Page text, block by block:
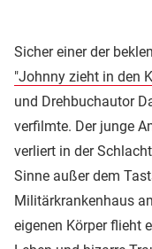
Sicher einer der
"Johnny zieht in den
und Drehbuchautor
verfilmte. Der junge
verliert in der
Sinne außer dem
Militärkrankenhaus
eigenen Körper flieht